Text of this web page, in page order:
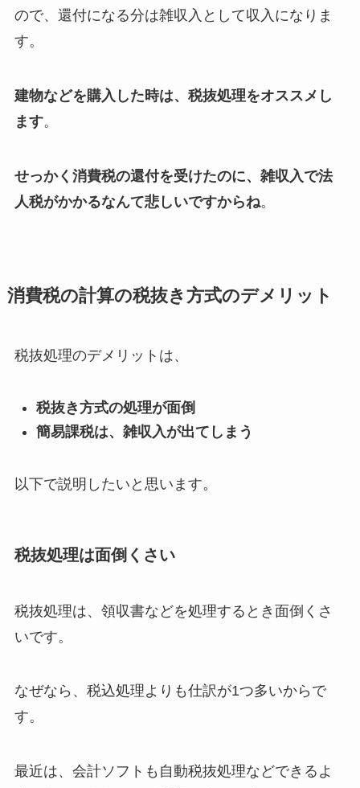
ので、還付になる分は雑収入として収入になりま
す。
建物などを購入した時は、税抜処理をオススメし
ます。
せっかく消費税の還付を受けたのに、雑収入で法
人税がかかるなんて悲しいですからね。
消費税の計算の税抜き方式のデメリット
税抜処理のデメリットは、
税抜き方式の処理が面倒
簡易課税は、雑収入が出てしまう
以下で説明したいと思います。
税抜処理は面倒くさい
税抜処理は、領収書などを処理するとき面倒くさ
いです。
なぜなら、税込処理よりも仕訳が1つ多いからで
す。
最近は、会計ソフトも自動税抜処理などできるよ